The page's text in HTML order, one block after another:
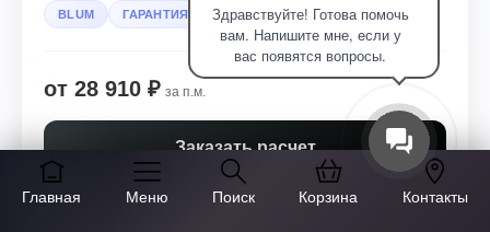
Здравствуйте! Готова помочь
вам. Напишите мне, если у
вас появятся вопросы.
Главная Меню Поиск Корзина Контакты
BLUM ГАРАНТИЯ 5 ЛЕТ
от 28 910 ₽ за п.м.
Заказать расчет
Бесплатно за 30 мин